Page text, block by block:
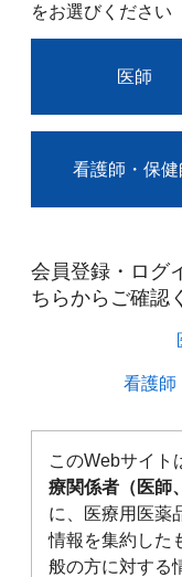
をお選びください
医師
看護師・保健
会員登録・ログ
ちらからご確認
看護師
このWebサイト
療関係者（医師
に、医療用医薬
情報を集約した
般の方に対する